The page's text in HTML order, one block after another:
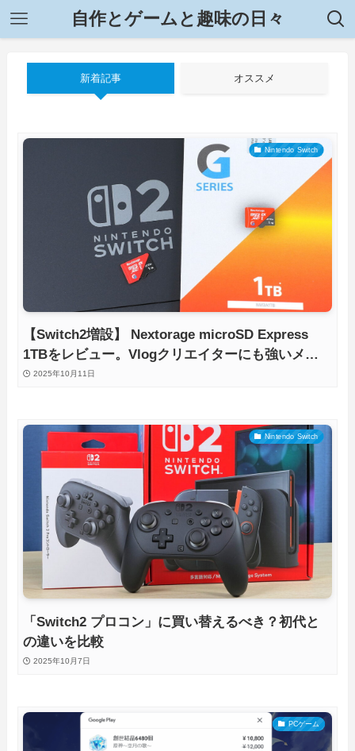
自作とゲームと趣味の日々
新着記事 オススメ
Nintendo Switch
【Switch2増設】 Nextorage microSD Express
1TBをレビュー。Vlogクリエイターにも強いメモ
リーカードを徹底検証
2025年10月11日
Nintendo Switch
「Switch2 プロコン」に買い替えるべき？初代と
の違いを比較
2025年10月7日
PCゲーム